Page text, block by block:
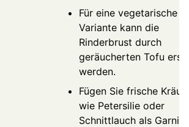
Für eine vegetarische
Variante kann die
Rinderbrust durch
geräucherten Tofu
werden.
Fügen Sie frische
wie Petersilie oder
Schnittlauch als